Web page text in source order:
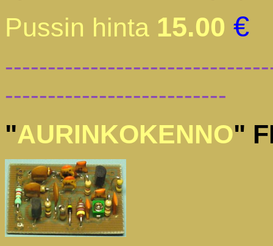
Pussin hinta 15.00 €
--------------------------
"AURINKOKENNO"